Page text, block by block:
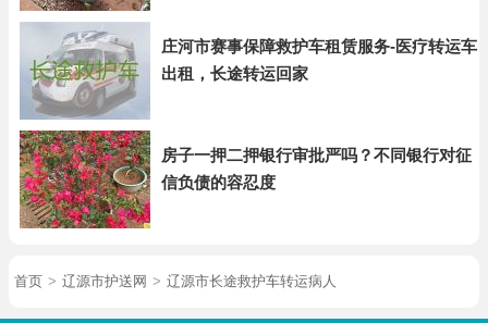
庄河市赛事保障救护车租赁服务-医疗转运车
出租，长途转运回家
房子一押二押银行审批严吗？不同银行对征
信负债的容忍度
首页 > 辽源市护送网 > 辽源市长途救护车转运病人